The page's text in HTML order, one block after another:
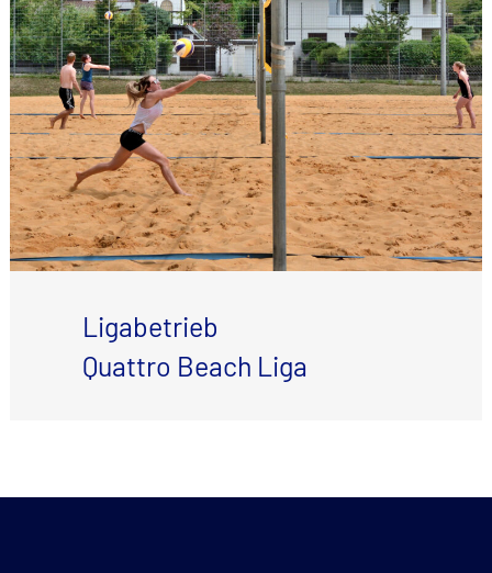
Ligabetrieb
Quattro Beach Liga